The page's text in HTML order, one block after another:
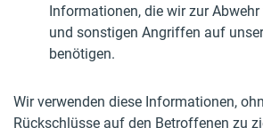
Informationen, die wir zur
und sonstigen Angriffen auf
benötigen.
Wir verwenden diese Informationen,
Rückschlüsse auf den Betroffenen zu